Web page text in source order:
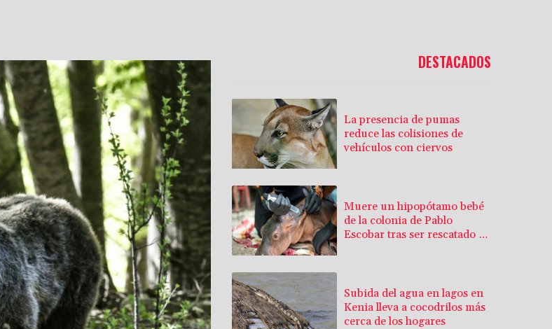
DESTACADOS
La presencia de pumas
reduce las colisiones de
vehículos con ciervos
Muere un hipopótamo bebé
de la colonia de Pablo
Escobar tras ser rescatado en
Subida del agua en lagos en
Kenia lleva a cocodrilos más
cerca de los hogares